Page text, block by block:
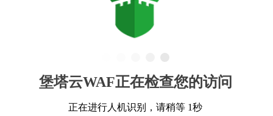
堡塔云WAF正在检查您的访问
正在进行人机识别，请稍等 1秒